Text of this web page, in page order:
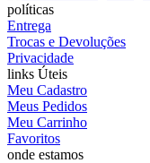
políticas
Entrega
Trocas e Devoluções
Privacidade
links Úteis
Meu Cadastro
Meus Pedidos
Meu Carrinho
Favoritos
onde estamos